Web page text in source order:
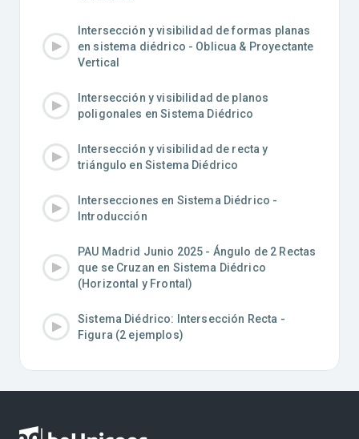
Intersección y visibilidad de formas planas
en sistema diédrico - Oblicua & Proyectante
Vertical
Intersección y visibilidad de planos
poligonales en Sistema Diédrico
Intersección y visibilidad de recta y
triángulo en Sistema Diédrico
Intersecciones en Sistema Diédrico -
Introducción
PAU Madrid Junio 2025 - Ángulo de 2 Rectas
que se Cruzan en Sistema Diédrico
(Horizontal y Frontal)
Sistema Diédrico: Intersección Recta -
Figura (2 ejemplos)